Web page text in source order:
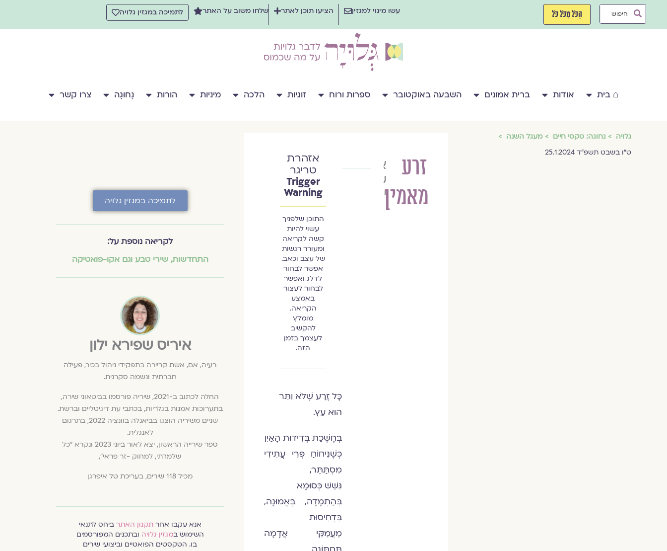
Search
הַכֹּל מִכֹּל כֹּל עשו מינוי למגזין הציעו תוכן לאתר שלחו משוב על האתר לתמיכה במגזין גלויה
⌂ בית אודות ברית אמונים השבעה באוקטובר ספרות ורוח זוגיות הלכה מיניות הורות נָחוּגָה צרו קשר
גלויה נחוגה: טקסי חיים
מעגל השנה
ט״ו בשבט תשפ״ד 25.1.2024
זרע
מאמין
איריס
שפירא
ילון
אזהרת
טריגר
Trigger
Warning
התוכן שלפניך
עשוי להיות
קשה לקריאה
ומעורר רגשות
של עצב וכאב.
אפשר לבחור
לדלג ואפשר
לבחור לעצור
באמצע
הקריאה.
מומלץ
להקשיב
לעצמך בזמן
הזה.
כָּל זֶרַע שֶׁלֹּא וִתֵּר
הוּא עֵץ.
בְּחֶשְׁכַת בְּדִידוּת הָאַיִן
כְּשֶׁנִּיחוֹחַ פְּרִי עֲתִידִי
מִסְתַּתֵּר,
גִּשֵּׁשׁ כְּסוּמָא
בְּהַתְמָדָה, בֶּאֱמוּנָה,
בִּדְחִיסוּת
מַעֲמַקֵּי אֲדָמָה
לתמיכה במגזין גלויה
לקריאה נוספת על:
התחדשות,שירי טבע וגם אקו-פואטיקה
איריס שפירא ילון
רעיה, אם, אשת קריירה בתפקידי ניהול בכיר, פעילה
חברתית ונשמה סקרנית.
החלה לכתוב ב-2021, שיריה פורסמו בביטאוני שירה,
בתערוכות אמנות בגלריות, בכתבי עת דיגיטליים וברשת.
שניים משיריה הוצגו בביאנלה בוונציה 2022, בתרגום
לאנגלית.
ספר שירייה הראשון, יצא לאור ביוני 2023 ונקרא "כל
שלמדתי, למחוק -זר פראי",
מכיל 118 שירים, בעריכת טל איפרגן
אנא עקבו אחרתקנון האתר ביחס לתנאי
השימוש במגזין גלויה ובתכנים המפורסמים
בו. הטקסטים הפואטיים וביצועי שירים